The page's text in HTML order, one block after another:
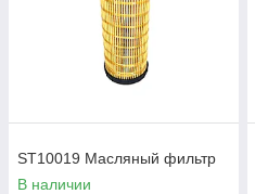
ST10019 Масляный фильтр
В наличии